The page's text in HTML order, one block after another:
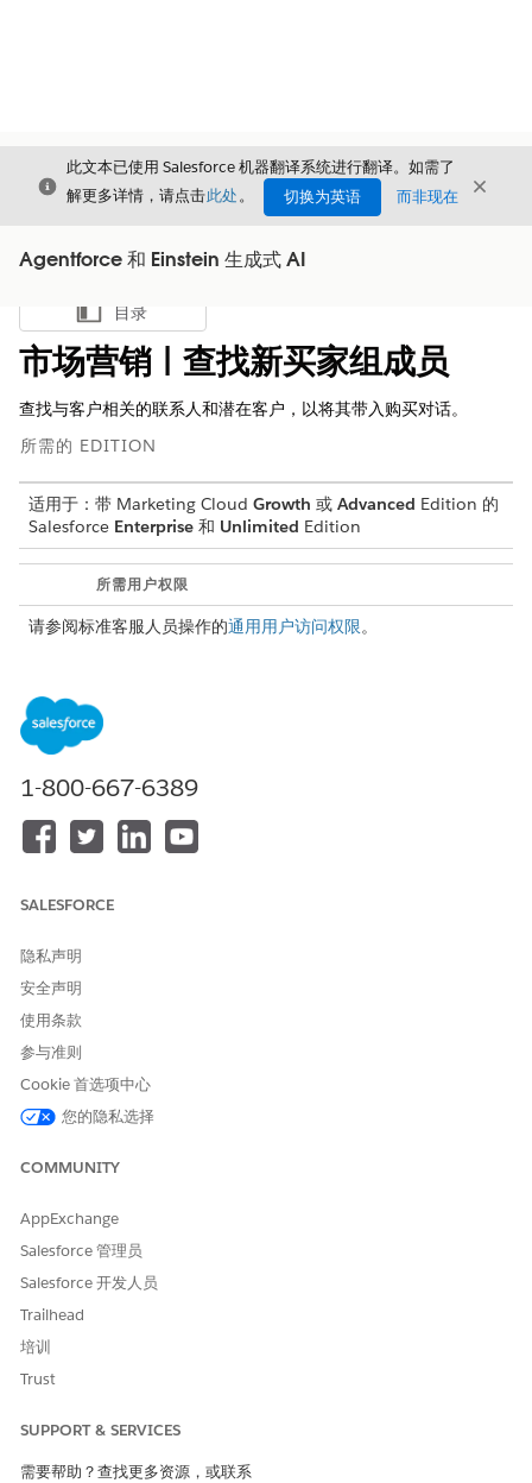
关闭
此文本已使用 Salesforce 机器翻译系统进行翻译。如需了
解更多详情，请点击此处。 切换为英语 而非现在 关闭
Agentforce 和 Einstein 生成式 AI
显示目录
目录
市场营销 | 查找新买家组成员
查找与客户相关的联系人和潜在客户，以将其带入购买对话。
所需的 EDITION
适用于：带 Marketing Cloud Growth 或 Advanced Edition 的
Salesforce Enterprise 和 Unlimited Edition
所需用户权限
请参阅标准客服人员操作的通用用户访问权限。
API 名称
操作类型
参考操作
示模板？
1-800-667-6389
SALESFORCE
隐私声明
安全声明
使用条款
参与准则
Cookie 首选项中心
您的隐私选择
COMMUNITY
AppExchange
Salesforce 管理员
Salesforce 开发人员
Trailhead
培训
Trust
SUPPORT & SERVICES
需要帮助？查找更多资源，或联系